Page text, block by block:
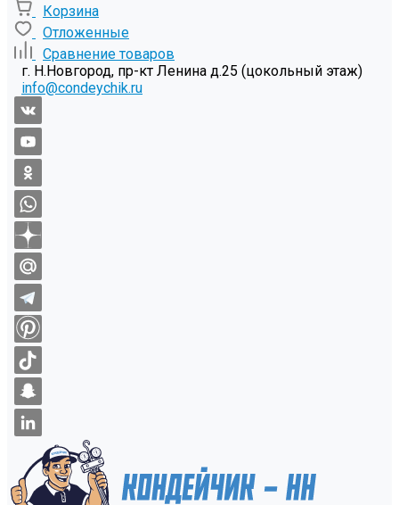
Корзина
Отложенные
Сравнение товаров
г. Н.Новгород, пр-кт Ленина д.25 (цокольный этаж)
info@condeychik.ru